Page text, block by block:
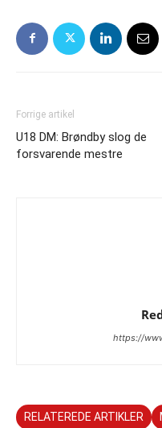
Forrige artikel
U18 DM: Brøndby slog de
forsvarende mestre
https://
RELATEREDE ARTIKLER